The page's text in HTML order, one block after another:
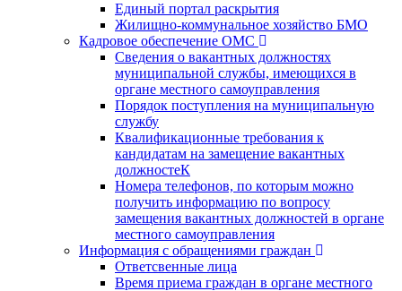
Единый портал раскрытия
Жилищно-коммунальное хозяйство БМО
Кадровое обеспечение ОМС
Сведения о вакантных должностях
муниципальной службы, имеющихся в
органе местного самоуправления
Порядок поступления на муниципальную
службу
Квалификационные требования к
кандидатам на замещение вакантных
должностеК
Номера телефонов, по которым можно
получить информацию по вопросу
замещения вакантных должностей в органе
местного самоуправления
Информация с обращениями граждан
Ответсвенные лица
Время приема граждан в органе местного